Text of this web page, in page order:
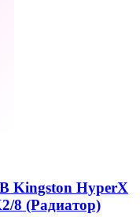
Kingston HyperX
8 (Радиатор)